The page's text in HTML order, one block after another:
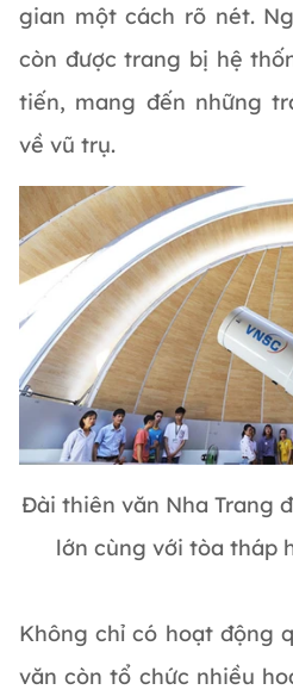
gian một cách rõ nét.
còn được trang bị hệ
tiến, mang đến những
về vũ trụ.
Đài thiên văn Nha Trang
lớn cùng với tòa tháp
Không chỉ có hoạt động
văn còn tổ chức nhiều